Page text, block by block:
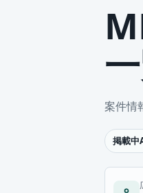
案件情
掲載中